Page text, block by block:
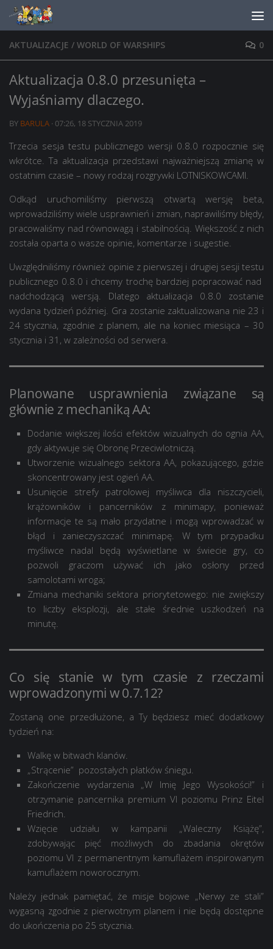
Skip to content
AKTUALIZACJE / WORLD OF WARSHIPS 0
Aktualizacja 0.8.0 przesunięta –
Wyjaśniamy dlaczego.
BY BARULA · 07:26, 18 STYCZNIA 2019
Trzecia sesja testu publicznego wersji 0.8.0 rozpocznie się
wkrótce. Ta aktualizacja przedstawi najważniejszą zmianę w
ostatnim czasie – nowy rodzaj rozgrywki LOTNISKOWCAMI.
Odkąd uruchomiliśmy pierwszą otwartą wersję beta,
wprowadziliśmy wiele usprawnień i zmian, naprawiliśmy błędy,
pracowaliśmy nad równowagą i stabilnością. Większość z nich
została oparta o wasze opinie, komentarze i sugestie.
Uwzględniliśmy również opinie z pierwszej i drugiej sesji testu
publicznego 0.8.0 i chcemy trochę bardziej popracować nad
nadchodzącą wersją. Dlatego aktualizacja 0.8.0 zostanie
wydana tydzień później. Gra zostanie zaktualizowana nie 23 i
24 stycznia, zgodnie z planem, ale na koniec miesiąca – 30
stycznia i 31, w zależności od serwera.
Planowane usprawnienia związane są
głównie z mechaniką AA:
Dodanie większej ilości efektów wizualnych do ognia AA,
gdy aktywuje się Obronę Przeciwlotniczą.
Utworzenie wizualnego sektora AA, pokazującego, gdzie
skoncentrowany jest ogień AA.
Usunięcie strefy patrolowej myśliwca dla niszczycieli,
krążowników i pancerników z minimapy, ponieważ
informacje te są mało przydatne i mogą wprowadzać w
błąd i zanieczyszczać minimapę. W tym przypadku
myśliwce nadal będą wyświetlane w świecie gry, co
pozwoli graczom używać ich jako osłony przed
samolotami wroga;
Zmiana mechaniki sektora priorytetowego: nie zwiększy
to liczby eksplozji, ale stałe średnie uszkodzeń na
minutę.
Co się stanie w tym czasie z rzeczami
wprowadzonymi w 0.7.12?
Zostaną one przedłużone, a Ty będziesz mieć dodatkowy
tydzień na:
Walkę w bitwach klanów.
„Strącenie” pozostałych płatków śniegu.
Zakończenie wydarzenia „W Imię Jego Wysokości!” i
otrzymanie pancernika premium VI poziomu Prinz Eitel
Friedrich.
Wzięcie udziału w kampanii „Waleczny Książę”,
zdobywając pięć możliwych do zbadania okrętów
poziomu VI z permanentnym kamuflażem inspirowanym
kamuflażem noworocznym.
Należy jednak pamiętać, że misje bojowe „Nerwy ze stali”
wygasną zgodnie z pierwotnym planem i nie będą dostępne
do ukończenia po 25 stycznia.